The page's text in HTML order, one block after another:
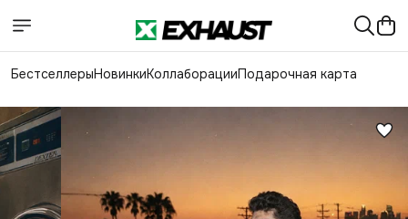
БестселлерыНовинкиКоллаборацииПодарочная карта